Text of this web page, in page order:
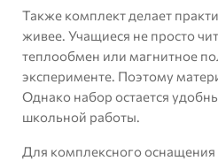
Также комплект делает
живее. Учащиеся не просто
теплообмен или магнитное
эксперименте. Поэтому
Однако набор остается
школьной работы.
Для комплексного